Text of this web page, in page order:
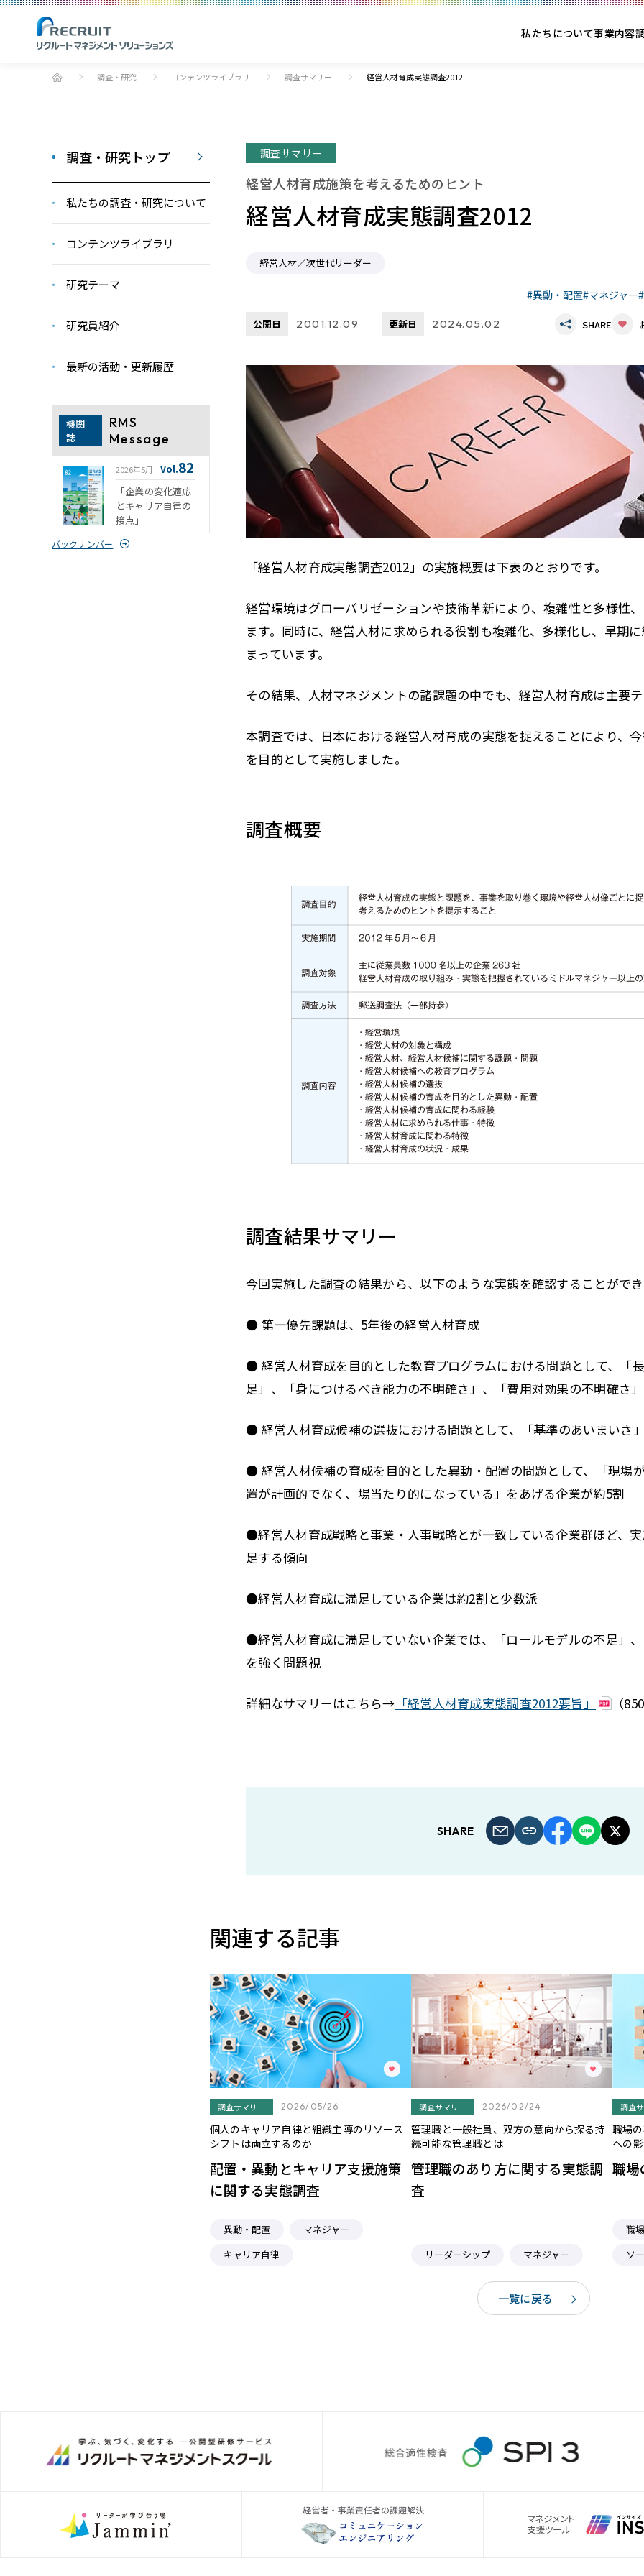
私たちについて事業内容
調査・研究 コンテンツライブラリ 調査サマリー 経営人材育成実態調査2012
調査・研究トップ
私たちの調査・研究について
コンテンツライブラリ
研究テーマ
研究員紹介
最新の活動・更新履歴
機関
誌
RMS
Message
「企業の変化適応
とキャリア自律の
接点」
2026年5月 Vol.82
バックナンバー
調査サマリー
経営人材育成施策を考えるためのヒント
経営人材育成実態調査2012
経営人材／次世代リーダー
異動・配置 マネジャー
公開日 2001.12.09 更新日 2024.05.02 SHARE
「経営人材育成実態調査2012」の実施概要は下表のとおりです。
経営環境はグローバリゼーションや技術革新により、複雑性と多様性
ます。同時に、経営人材に求められる役割も複雑化、多様化し、早期
まっています。
その結果、人材マネジメントの諸課題の中でも、経営人材育成は主要
本調査では、日本における経営人材育成の実態を捉えることにより、
を目的として実施しました。
調査概要
調査結果サマリー
今回実施した調査の結果から、以下のような実態を確認することがで
● 第一優先課題は、5年後の経営人材育成
● 経営人材育成を目的とした教育プログラムにおける問題として、「
足」、「身につけるべき能力の不明確さ」、「費用対効果の不明確さ
● 経営人材育成候補の選抜における問題として、「基準のあいまいさ
● 経営人材候補の育成を目的とした異動・配置の問題として、「現場
置が計画的でなく、場当たり的になっている」をあげる企業が約5割
●経営人材育成戦略と事業・人事戦略とが一致している企業群ほど、
足する傾向
●経営人材育成に満足している企業は約2割と少数派
●経営人材育成に満足していない企業では、「ロールモデルの不足」
を強く問題視
詳細なサマリーはこちら→ 「経営人材育成実態調査2012要旨」 （
SHARE
関連する記事
調査サマリー 2026/05/26
個人のキャリア自律と組織主導のリソース
シフトは両立するのか
配置・異動とキャリア支援施策
に関する実態調査
異動・配置
マネジャー
キャリア自律
調査サマリー 2026/02/24
管理職と一般社員、双方の意向から探る持
続可能な管理職とは
管理職のあり方に関する実態調
査
リーダーシップ マネジャー
調査
職場
への
職場
職
ソ
一覧に戻る